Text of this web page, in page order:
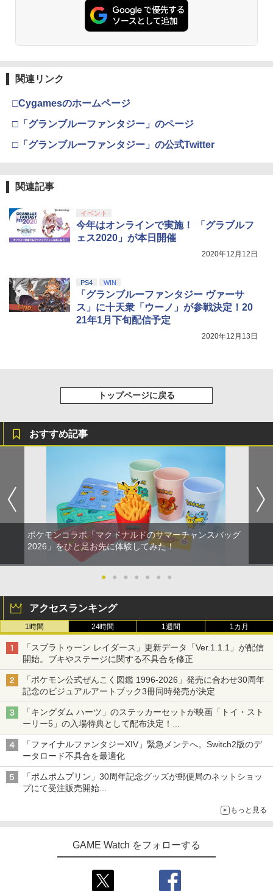
￥1,698
品】三國志8 REMAKE PS5 【ポスト投
5
ソニー・インタラクティブエンタテイン
メント 【PS5】Marvel’s Spider-Man 2
orner】
￥3,980
【中古】乙女的恋革命★ラブレボ!!
￥605
クカバー すやすや コリラックマ アロー
ジ・工具9点 ネジ8本セット
￥1,180
【中古】【Blu－ray】輪るピングドラ
ム 2 特典CD・解説書・特集本・ポス
ム 5 特典CD・解説書・特集本・ポス
トカード3枚付 / 幾原邦彦【監督】
4
ニンテンドープリペイド番号 9000円|オ
5
ニンテンドープリペイド番号 5000円|オ
ンラインコード版
￥7,286
￥11,849
【純正品】DualSense ワイヤレスコン
5
【純正品】DualSense ワイヤレスコン
トローラー(CFI-ZCT2J)
￥5,000
B-C ケーブル
5
【純正品】Xbox ワイヤレス コントロー
ラー (カーボンブラック)
劇場版「鬼滅の刃」無限城編 第一章 猗
窩座再来 通常版 [Blu-ray]
劇場版「鬼滅の刃」無限城編 第一章 猗
窩座再来 通常版 [DVD]
￥3,523
￥8,698
5
【Amazon.co.jp限定】劇場版モノノ怪
第三章 蛇神 (オリジナル特典:オリジナル
巾着＋メーカー特典:【坤と離】二振りの
剣、十翼より来たる！スタジオ描き下ろ
しイラストボード付) [DVD]
関連リンク
□Cygamesのホームページ
□「グランブルーファンタジー」のページ
□「グランブルーファンタジー」の公式Twitter
関連記事
イベント
今年はオンラインで実施！ 「グラブルフ
ェス2020」が本日開催
2020年12月12日
PS4 WIN
「グランブルーファンタジー ヴァーサ
ス」に十天衆「ウーノ」が参戦決定！20
21年1月下旬配信予定
2020年12月13日
トップページに戻る
おすすめ記事
ポケモンコラボ「マクドナルドのサマーチャンスバッグ
2026」をひと足お先に体験してみた！
● ● ● ● ● ● ●
アクセスランキング
1時間 24時間 1週間 1カ月
「スプラトゥーン レイダース」更新データ「Ver.1.1.1」が配信
開始。ブキやステージに関する不具合を修正
「ポケモン公式ぜんこく図鑑 1996-2026」発売に合わせ30周年
記念のビジュアルアートブック3冊同時発売が決定
「キングダム ハーツ」のステッカーセットが映画「トイ・スト
ーリー5」の入場特典として配布決定！
本日8月7日より先着・数量限定で配布
「ファイナルファンタジーXIV」緊急メンテへ。Switch2版のデ
ータロード不具合を最適化
「ポムポムプリン」30周年記念グッズが郵便局のネットショッ
プにて受注販売開始
もっと見る
GAME Watch をフォローする